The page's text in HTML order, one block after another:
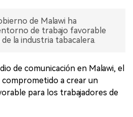
de Malawi ha
de trabajo favorable
la industria tabacalera.
de comunicación en Malawi, el
a crear un
para los trabajadores de